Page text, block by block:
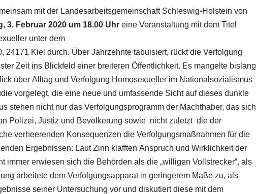
mit der Landesarbeitsgemeinschaft Schleswig-Holstein von
3. Februar 2020 um 18.00 Uhr eine Veranstaltung mit dem Titel
unter dem
24171 Kiel durch. Über Jahrzehnte tabuisiert, rückt die Verfolgung
Zeit ins Blickfeld einer breiteren Öffentlichkeit. Es mangelte bislang
über Alltag und Verfolgung Homosexueller im Nationalsozialismus
vorgelegt, die eine neue und umfassende Sicht auf dieses dunkle
stehen nicht nur das Verfolgungsprogramm der Machthaber, das sich
Polizei, Justiz und Bevölkerung sowie ­ nicht zuletzt ­ die der
verheerenden Konsequenzen die Verfolgungsmaßnahmen für die
Ergebnissen: Laut Zinn klafften Anspruch und Wirklichkeit der
immer erwiesen sich die Behörden als die „willigen Vollstrecker“, als
arbeitete dem Verfolgungsapparat in geringerem Maße zu, als
seiner Untersuchung vor und diskutiert diese mit dem